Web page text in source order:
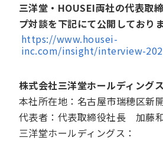
三洋堂・HOUSEI両社の代表取
プ対談を下記にて公開しておりま
https://www.housei-
inc.com/insight/interview-
株式会社三洋堂ホールディング
本社所在地：名古屋市瑞穂区新
代表者：代表取締役社長 加藤
三洋堂ホールディングス：